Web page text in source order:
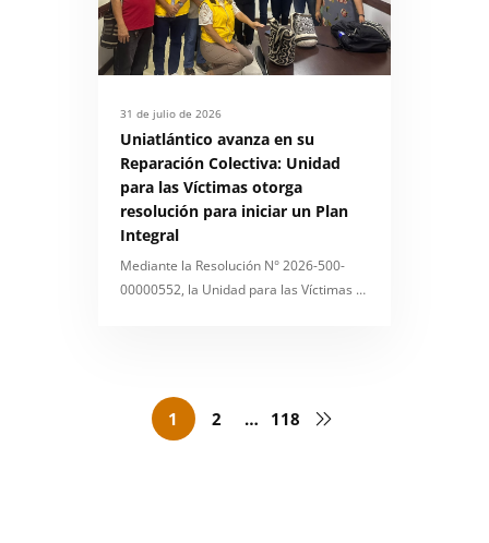
31 de julio de 2026
Uniatlántico avanza en su
Reparación Colectiva: Unidad
para las Víctimas otorga
resolución para iniciar un Plan
Integral
Mediante la Resolución N° 2026-500-
00000552, la Unidad para las Víctimas …
1 2 … 118